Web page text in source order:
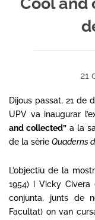
21
Dijous passat, 21 de
UPV va inaugurar
and collected”a la
de la sèrie Quaderns
L’objectiu de la
1954) i Vicky Civera
conjunta, junts de
Facultat) on van